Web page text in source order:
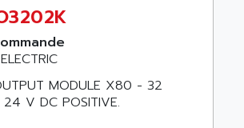
LUCENT
MODULE X80 - 32
V DC POSITIVE.